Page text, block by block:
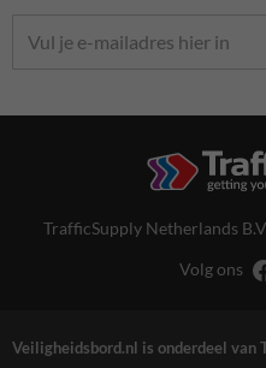
TrafficSupply Netherlands
Volg ons
Veiligheidsbord.nl is onderdeel van